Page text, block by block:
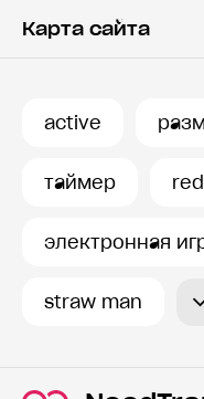
Карта сайта
active
таймер
электронная
straw man